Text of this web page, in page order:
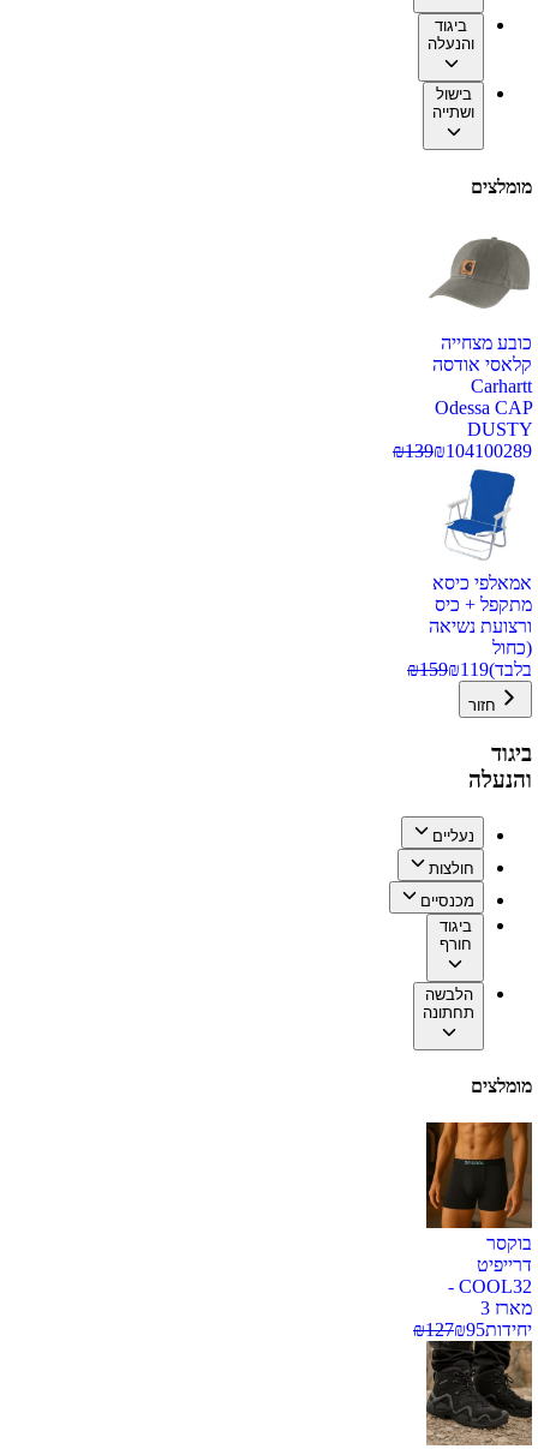
ביגוד
והנעלה
בישול
ושתייה
מומלצים
כובע מצחייה
קלאסי אודסה
Carhartt
Odessa CAP
DUSTY
100289
₪104
₪139
אמאלפי כיסא
מתקפל + כיס
ורצועת נשיאה
(כחול
בלבד)
₪119
₪159
חזור
ביגוד
והנעלה
נעליים
חולצות
מכנסיים
ביגוד
חורף
הלבשה
תחתונה
מומלצים
בוקסר
דרייפיט
COOL32 -
מארז 3
יחידות
₪95
₪127